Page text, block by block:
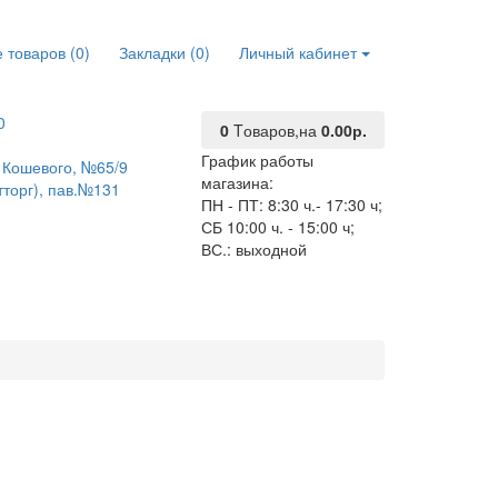
Личный кабинет
Закладки (0)
(0)
Кошевого, №65/9
пав.№131
0 Tоваров,на 0.00р.
График работы
магазина:
ПН - ПТ: 8:30 ч.- 17:30 ч;
СБ 10:00 ч. - 15:00 ч;
ВС.: выходной